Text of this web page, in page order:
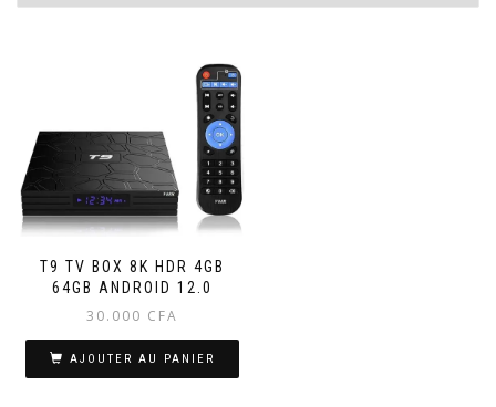
T9 TV BOX 8K HDR 4GB
64GB ANDROID 12.0
30.000 CFA
AJOUTER AU PANIER